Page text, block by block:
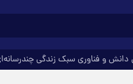
دانش و فناوری سبک زندگی